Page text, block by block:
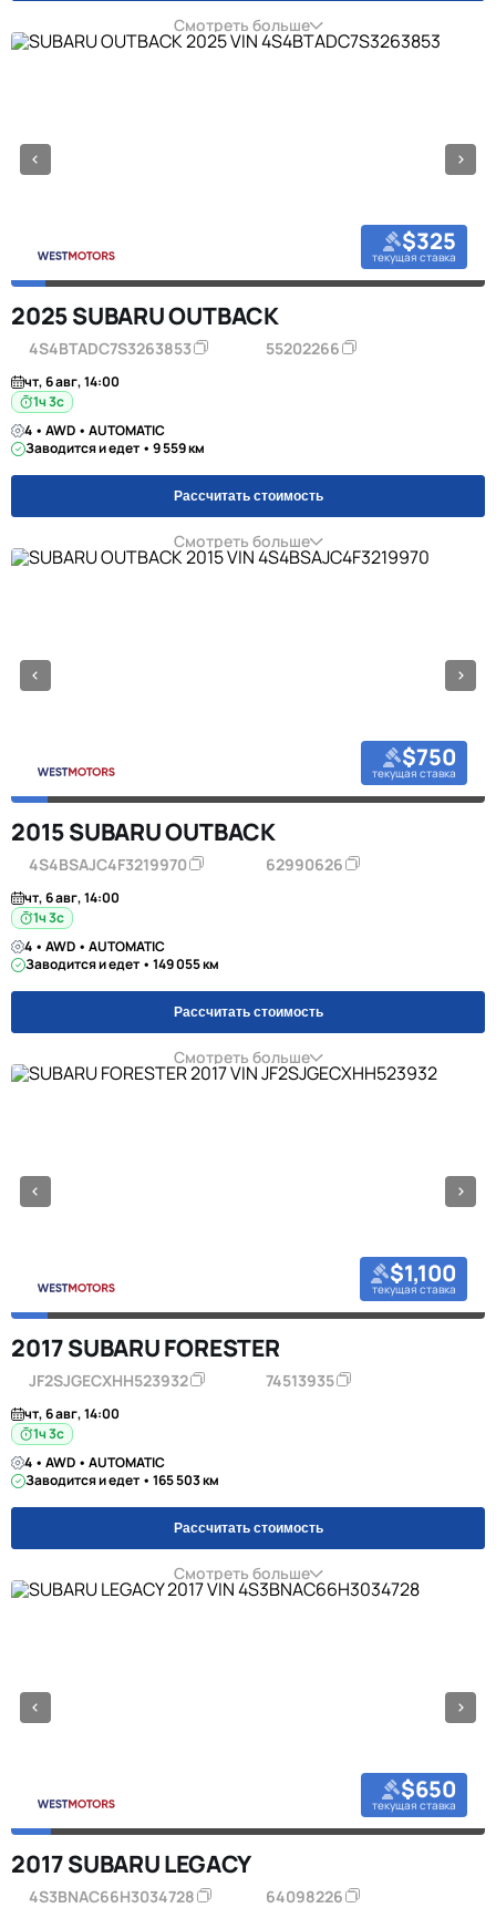
Смотреть больше
$325
текущая ставка
2025 SUBARU OUTBACK
4S4BTADC7S3263853 55202266
чт, 6 авг, 14:00
1ч 2с
4 • AWD • AUTOMATIC
Заводится и едет • 9 559 км
Рассчитать стоимость
Смотреть больше
$750
текущая ставка
2015 SUBARU OUTBACK
4S4BSAJC4F3219970 62990626
чт, 6 авг, 14:00
1ч 2с
4 • AWD • AUTOMATIC
Заводится и едет • 149 055 км
Рассчитать стоимость
Смотреть больше
$1,100
текущая ставка
2017 SUBARU FORESTER
JF2SJGECXHH523932 74513935
чт, 6 авг, 14:00
1ч 2с
4 • AWD • AUTOMATIC
Заводится и едет • 165 503 км
Рассчитать стоимость
Смотреть больше
$650
текущая ставка
2017 SUBARU LEGACY
4S3BNAC66H3034728 64098226